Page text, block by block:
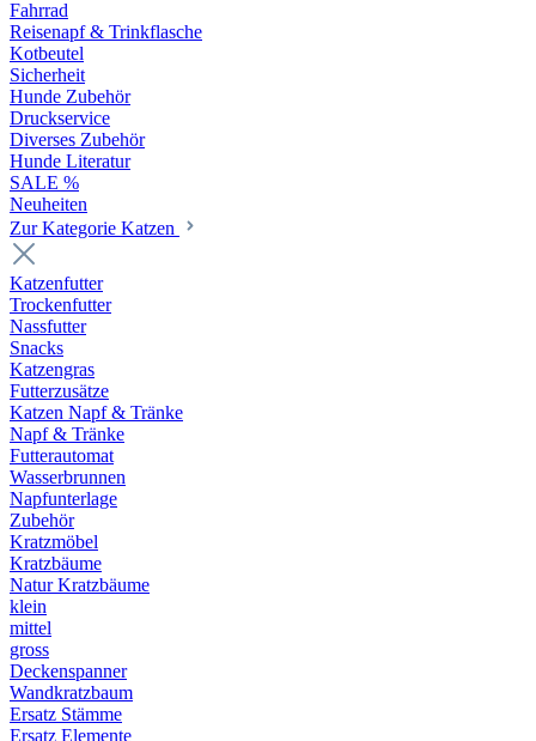
Fahrrad
Reisenapf & Trinkflasche
Kotbeutel
Sicherheit
Hunde Zubehör
Druckservice
Diverses Zubehör
Hunde Literatur
SALE %
Neuheiten
Zur Kategorie Katzen
Katzenfutter
Trockenfutter
Nassfutter
Snacks
Katzengras
Futterzusätze
Katzen Napf & Tränke
Napf & Tränke
Futterautomat
Wasserbrunnen
Napfunterlage
Zubehör
Kratzmöbel
Kratzbäume
Natur Kratzbäume
klein
mittel
gross
Deckenspanner
Wandkratzbaum
Ersatz Stämme
Ersatz Elemente